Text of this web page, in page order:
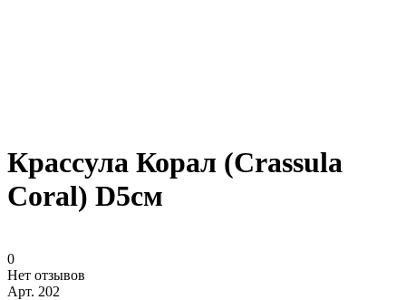
Крассула Корал (Crassula
Coral) D5см
0
Нет отзывов
Арт. 202